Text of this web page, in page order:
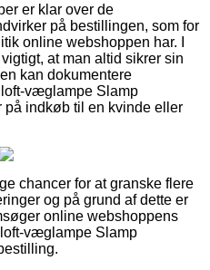
er klar over de
på bestillingen, som for
online webshoppen har. I
at man altid sikrer sin
kan dokumentere
væglampe Slamp
på indkøb til en kvinde eller
chancer for at granske flere
og på grund af dette er
online webshoppens
væglampe Slamp